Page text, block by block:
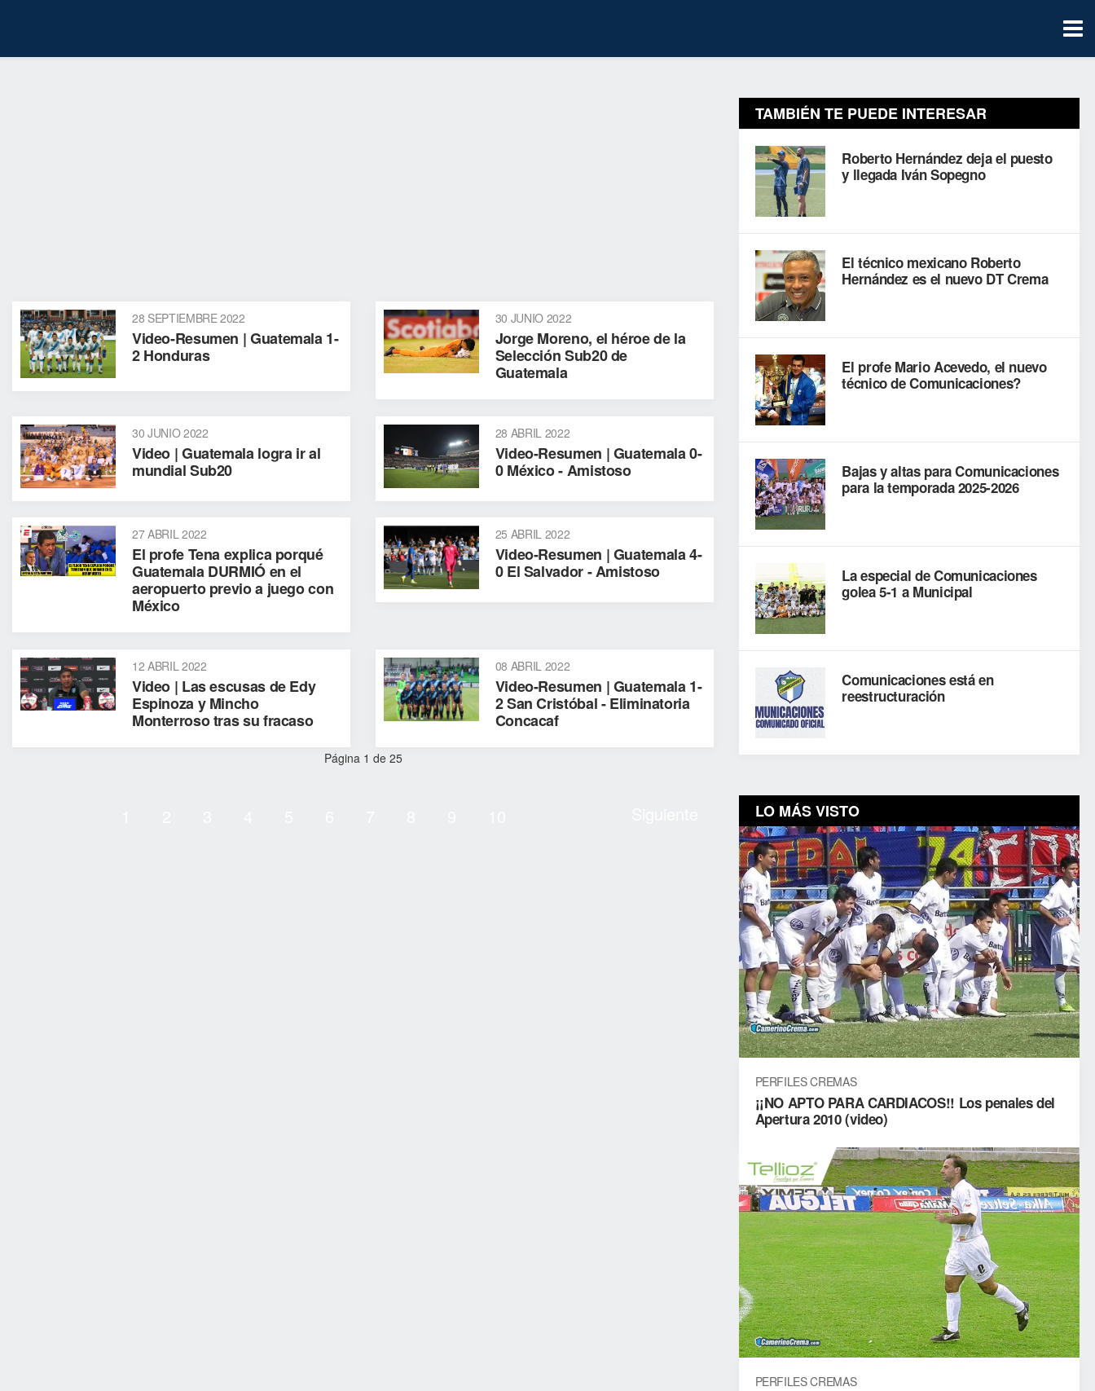
28 SEPTIEMBRE 2022
Video-Resumen | Guatemala 1-
2 Honduras
30 JUNIO 2022
Jorge Moreno, el héroe de la
Selección Sub20 de
Guatemala
30 JUNIO 2022
Video | Guatemala logra ir al
mundial Sub20
28 ABRIL 2022
Video-Resumen | Guatemala 0-
0 México - Amistoso
27 ABRIL 2022
El profe Tena explica porqué
Guatemala DURMIÓ en el
aeropuerto previo a juego con
México
25 ABRIL 2022
Video-Resumen | Guatemala 4-
0 El Salvador - Amistoso
12 ABRIL 2022
Video | Las escusas de Edy
Espinoza y Mincho
Monterroso tras su fracaso
08 ABRIL 2022
Video-Resumen | Guatemala 1-
2 San Cristóbal - Eliminatoria
Concacaf
Página 1 de 25
TAMBIÉN TE PUEDE INTERESAR
Roberto Hernández deja el puesto
y llegada Iván Sopegno
El técnico mexicano Roberto
Hernández es el nuevo DT Crema
El profe Mario Acevedo, el nuevo
técnico de Comunicaciones?
Bajas y altas para Comunicaciones
para la temporada 2025-2026
La especial de Comunicaciones
golea 5-1 a Municipal
Comunicaciones está en
reestructuración
LO MÁS VISTO
PERFILES CREMAS
¡¡NO APTO PARA CARDIACOS!! Los penales del
Apertura 2010 (video)
PERFILES CREMAS